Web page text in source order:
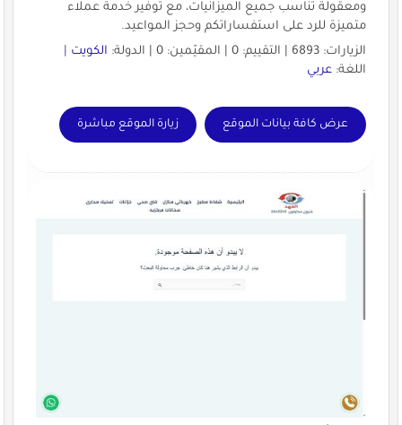
ومعقولة تناسب جميع الميزانيات، مع توفير خدمة عملاء
متميزة للرد على استفساراتكم وحجز المواعيد.
الزيارات: 6893 | التقييم: 0 | المقيّمين: 0 | الدولة:
الكويت|
اللغة: عربي
عرض كافة بيانات الموقع زيارة الموقع مباشرة